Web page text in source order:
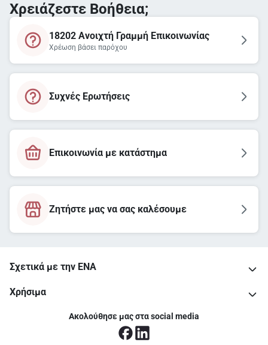
Χρειάζεστε Βοήθεια;
18202 Ανοιχτή Γραμμή Επικοινωνίας
Χρέωση βάσει παρόχου
Συχνές Ερωτήσεις
Επικοινωνία με κατάστημα
Ζητήστε μας να σας καλέσουμε
Σχετικά με την ΕΝΑ
Χρήσιμα
Ακολούθησε μας στα social media